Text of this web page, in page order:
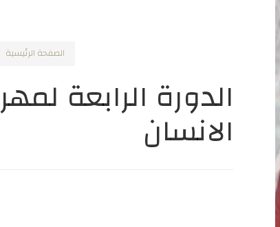
الصفحة الرئيسية
الدورة الرابعة
الانسان